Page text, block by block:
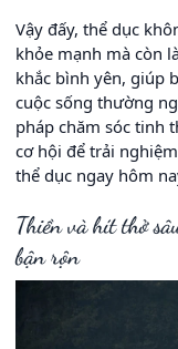
Vậy đấy, thể dục
khỏe mạnh mà còn
khắc bình yên, giúp
cuộc sống thường
pháp chăm sóc tinh
cơ hội để trải
thể dục ngay hôm
Thiền và hít thở
bận rộn